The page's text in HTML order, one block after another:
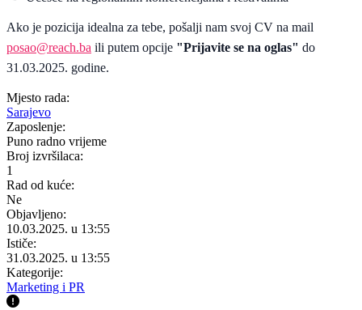
Ako je pozicija idealna za tebe, pošalji nam svoj CV na mail
posao@reach.ba ili putem opcije "Prijavite se na oglas" do
31.03.2025. godine.
Mjesto rada:
Sarajevo
Zaposlenje:
Puno radno vrijeme
Broj izvršilaca:
1
Rad od kuće:
Ne
Objavljeno:
10.03.2025. u 13:55
Ističe:
31.03.2025. u 13:55
Kategorije:
Marketing i PR